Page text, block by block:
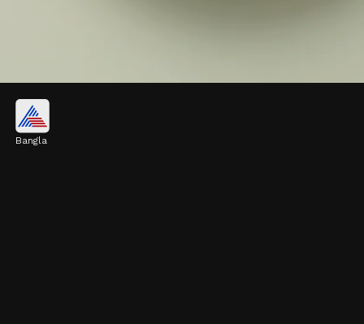
আখরোট, আমন্ড এবং চিয়া সিডের মতো বাদাম ও
Bangla